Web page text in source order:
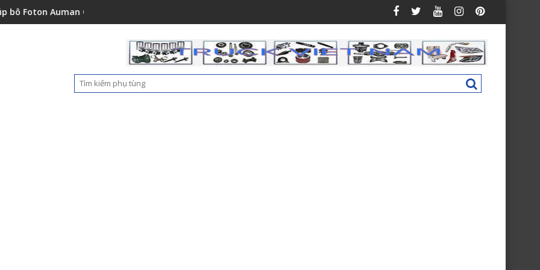
C2400A C1500 1112235684110 Nắp hộp cốp phụ táp lô Foton Ollin 500 New